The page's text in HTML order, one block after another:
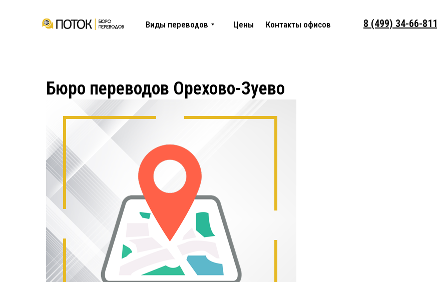
8 (499) 34-66-811
Виды переводов Цены Контакты офисов
Бюро переводов Орехово-Зуево